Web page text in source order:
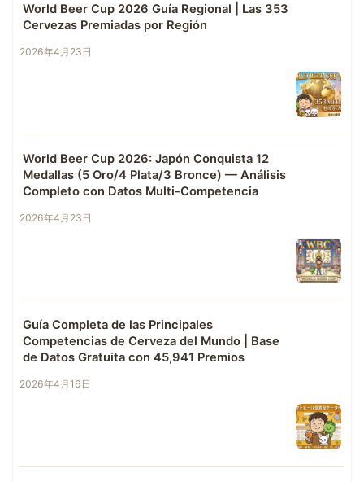
World Beer Cup 2026 Guía Regional | Las 353
Cervezas Premiadas por Región
2026年4月23日
World Beer Cup 2026: Japón Conquista 12
Medallas (5 Oro/4 Plata/3 Bronce) — Análisis
Completo con Datos Multi-Competencia
2026年4月23日
Guía Completa de las Principales
Competencias de Cerveza del Mundo | Base
de Datos Gratuita con 45,941 Premios
2026年4月16日